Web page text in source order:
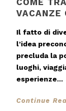
VACANZE
Il fatto di
l’idea
precluda la
luoghi,
esperienze...
Continue